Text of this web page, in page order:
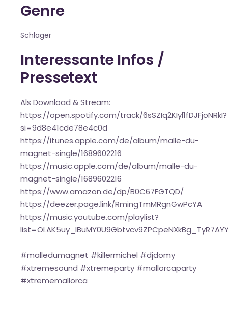
Genre
Schlager
Interessante Infos /
Pressetext
Als Download & Stream:
https://open.spotify.com/track/6sSZIq2KIyl1fDJFjoNRkI?
si=9d8e41cde78e4c0d
https://itunes.apple.com/de/album/malle-du-
magnet-single/1689602216
https://music.apple.com/de/album/malle-du-
magnet-single/1689602216
https://www.amazon.de/dp/B0C67FGTQD/
https://deezer.page.link/RmingTmMRgnGwPcYA
https://music.youtube.com/playlist?
#malledumagnet #killermichel #djdomy
#xtremesound #xtremeparty #mallorcaparty
#xtrememallorca